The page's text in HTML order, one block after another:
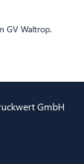
GV Waltrop.
GmbH